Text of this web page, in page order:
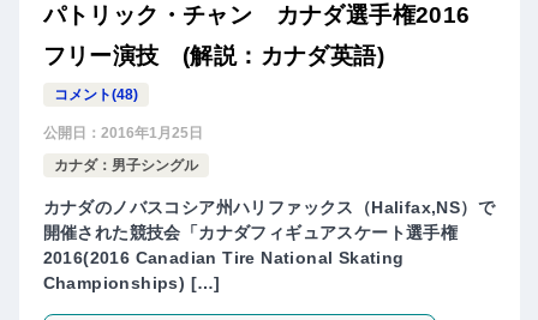
パトリック・チャン カナダ選手権2016
フリー演技 (解説：カナダ英語)
コメント(48)
公開日： 2016年1月25日
カナダ：男子シングル
カナダのノバスコシア州ハリファックス（Halifax,NS）で
開催された競技会「カナダフィギュアスケート選手権
2016(2016 Canadian Tire National Skating
Championships) […]